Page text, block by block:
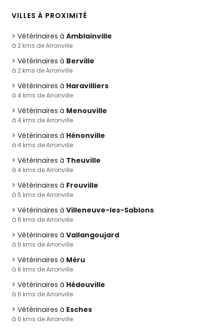
VILLES À PROXIMITÉ
Vétérinaires à Amblainville
à 2 kms de Arronville
Vétérinaires à Berville
à 2 kms de Arronville
Vétérinaires à Haravilliers
à 4 kms de Arronville
Vétérinaires à Menouville
à 4 kms de Arronville
Vétérinaires à Hénonville
à 4 kms de Arronville
Vétérinaires à Theuville
à 4 kms de Arronville
Vétérinaires à Frouville
à 5 kms de Arronville
Vétérinaires à Villeneuve-les-Sablons
à 6 kms de Arronville
Vétérinaires à Vallangoujard
à 6 kms de Arronville
Vétérinaires à Méru
à 6 kms de Arronville
Vétérinaires à Hédouville
à 6 kms de Arronville
Vétérinaires à Esches
à 6 kms de Arronville